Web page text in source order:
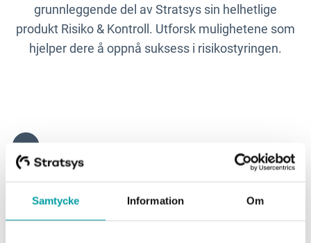
Samtycke Information Om
grunnleggende del av Stratsys sin helhetlige
produkt Risiko & Kontroll. Utforsk mulighetene som
hjelper dere å oppnå suksess i risikostyringen.